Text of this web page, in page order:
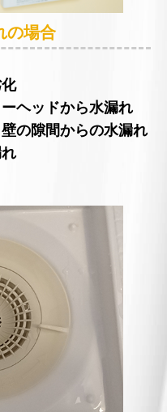
の場合
ヘッドから水漏れ
の隙間からの水漏れ